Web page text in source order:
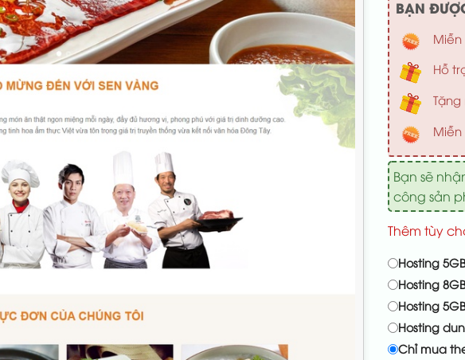
BẠN
Hỗ
Bạn sẽ
công sản
Thêm tùy
Hosting
Hosting
Hosting 5GB
Hosting
Chỉ mua